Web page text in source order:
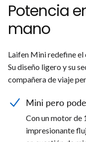
Potencia
mano
Laifen Mini redefine el
Su diseño ligero y su
compañera de viaje
Mini pero
Con un motor de
impresionante